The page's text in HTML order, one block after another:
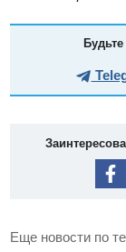
Еще новости по